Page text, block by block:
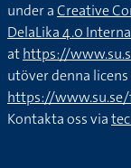
under aCreative
DelaLika 4.0
athttps://
utöver denna
https://
Kontakta oss via